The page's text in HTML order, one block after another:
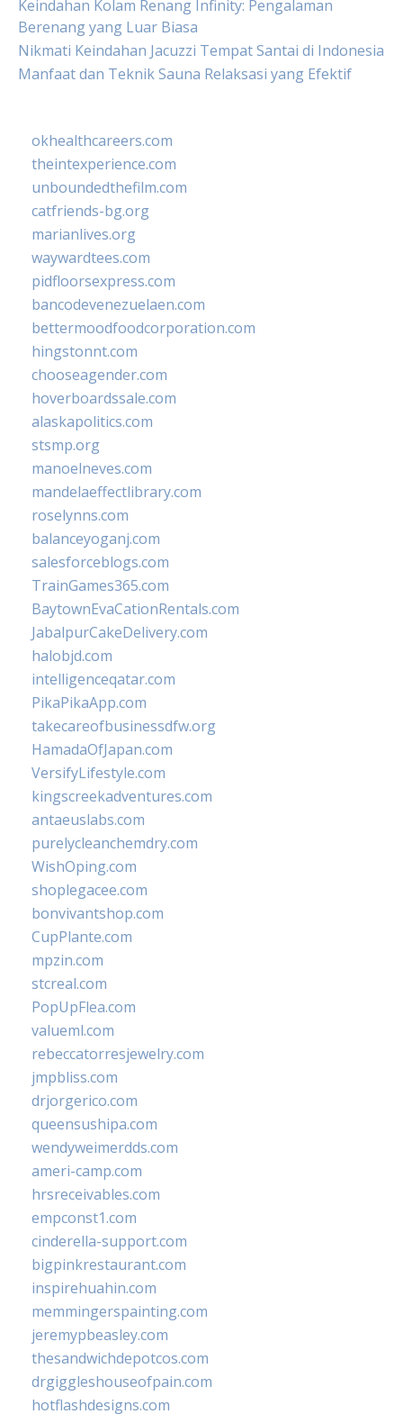
Keindahan Kolam Renang Infinity: Pengalaman
Berenang yang Luar Biasa
Nikmati Keindahan Jacuzzi Tempat Santai di Indonesia
Manfaat dan Teknik Sauna Relaksasi yang Efektif
okhealthcareers.com
theintexperience.com
unboundedthefilm.com
catfriends-bg.org
marianlives.org
waywardtees.com
pidfloorsexpress.com
bancodevenezuelaen.com
bettermoodfoodcorporation.com
hingstonnt.com
chooseagender.com
hoverboardssale.com
alaskapolitics.com
stsmp.org
manoelneves.com
mandelaeffectlibrary.com
roselynns.com
balanceyoganj.com
salesforceblogs.com
TrainGames365.com
BaytownEvaCationRentals.com
JabalpurCakeDelivery.com
halobjd.com
intelligenceqatar.com
PikaPikaApp.com
takecareofbusinessdfw.org
HamadaOfJapan.com
VersifyLifestyle.com
kingscreekadventures.com
antaeuslabs.com
purelycleanchemdry.com
WishOping.com
shoplegacee.com
bonvivantshop.com
CupPlante.com
mpzin.com
stcreal.com
PopUpFlea.com
valueml.com
rebeccatorresjewelry.com
jmpbliss.com
drjorgerico.com
queensushipa.com
wendyweimerdds.com
ameri-camp.com
hrsreceivables.com
empconst1.com
cinderella-support.com
bigpinkrestaurant.com
inspirehuahin.com
memmingerspainting.com
jeremypbeasley.com
thesandwichdepotcos.com
drgiggleshouseofpain.com
hotflashdesigns.com